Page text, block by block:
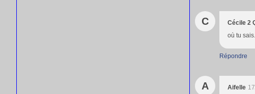
C Cécile 2
où tu
Répondre
A Aifelle